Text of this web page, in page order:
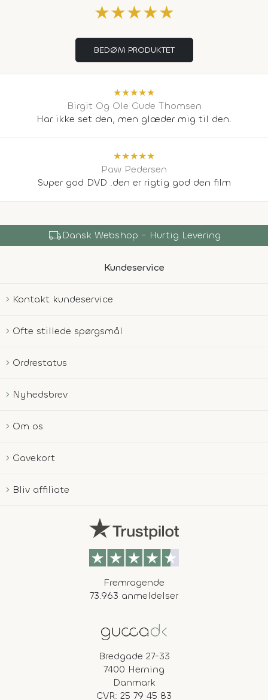
★★★★★
BEDØM PRODUKTET
★★★★★
Birgit Og Ole Gude Thomsen
Har ikke set den, men glæder mig til den.
★★★★★
Paw Pedersen
Super god DVD .den er rigtig god den film
local_shippingDansk Webshop - Hurtig Levering
Kundeservice
Kontakt kundeservice
Ofte stillede spørgsmål
Ordrestatus
Nyhedsbrev
Om os
Gavekort
Bliv affiliate
Fremragende
73.963 anmeldelser
Bredgade 27-33
7400 Herning
Danmark
CVR: 25 79 45 83